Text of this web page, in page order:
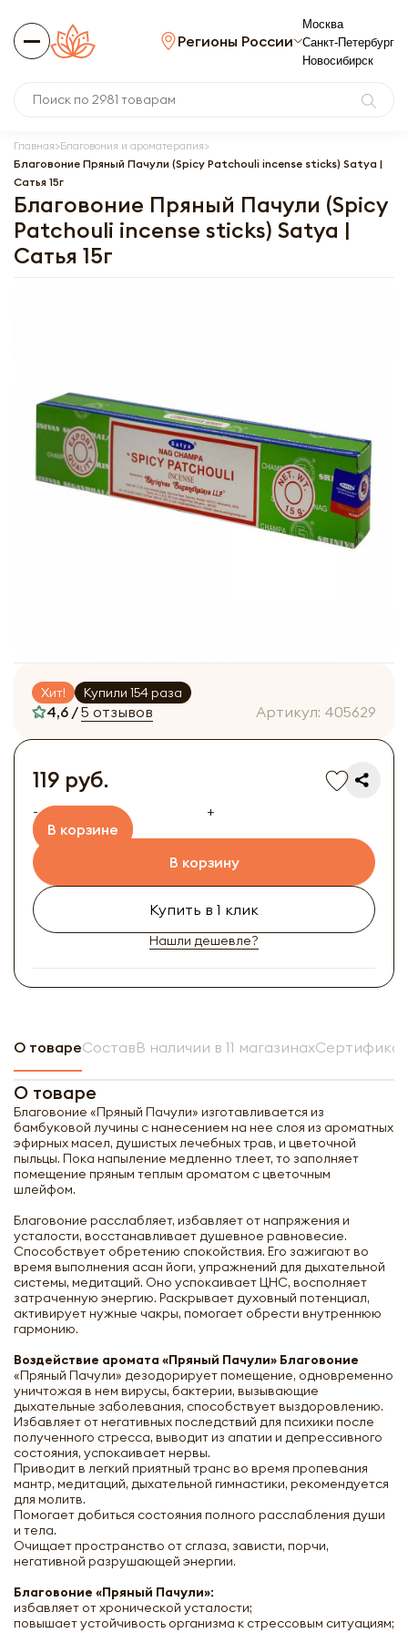
Регионы России
Москва
Санкт-Петербург
Новосибирск
Главная Благовония и ароматерапия
Благовоние Пряный Пачули (Spicy Patchouli incense sticks) Satya |
Сатья 15г
Благовоние Пряный Пачули (Spicy
Patchouli incense sticks) Satya |
Сатья 15г
Хит! Купили 154 раза
4,6 /5 отзывов Артикул: 405629
119 руб.
-
+
В корзине
В корзину
Купить в 1 клик
Нашли дешевле?
О товареСоставВ наличии в 11 магазинах
О товаре
Благовоние «Пряный Пачули» изготавливается из
бамбуковой лучины с нанесением на нее слоя из ароматных
эфирных масел, душистых лечебных трав, и цветочной
пыльцы. Пока напыление медленно тлеет, то заполняет
помещение пряным теплым ароматом с цветочным
шлейфом.
Благовоние расслабляет, избавляет от напряжения и
усталости, восстанавливает душевное равновесие.
Способствует обретению спокойствия. Его зажигают во
время выполнения асан йоги, упражнений для дыхательной
системы, медитаций. Оно успокаивает ЦНС, восполняет
затраченную энергию. Раскрывает духовный потенциал,
активирует нужные чакры, помогает обрести внутреннюю
гармонию.
Воздействие аромата «Пряный Пачули» Благовоние
«Пряный Пачули» дезодорирует помещение, одновременно
уничтожая в нем вирусы, бактерии, вызывающие
дыхательные заболевания, способствует выздоровлению.
Избавляет от негативных последствий для психики после
полученного стресса, выводит из апатии и депрессивного
состояния, успокаивает нервы.
Приводит в легкий приятный транс во время пропевания
мантр, медитаций, дыхательной гимнастики, рекомендуется
для молитв.
Помогает добиться состояния полного расслабления души
и тела.
Очищает пространство от сглаза, зависти, порчи,
негативной разрушающей энергии.
Благовоние «Пряный Пачули»:
избавляет от хронической усталости;
повышает устойчивость организма к стрессовым ситуациям;